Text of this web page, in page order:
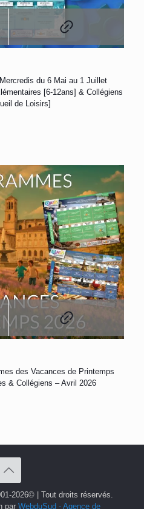
du 6 Mai au 1 Juillet
[6-12ans] & Collégiens
de Loisirs]
des Vacances de Printemps
& Collégiens – Avril 2026
2026© | Tout droits réservés.
par WebduSud - Agence de